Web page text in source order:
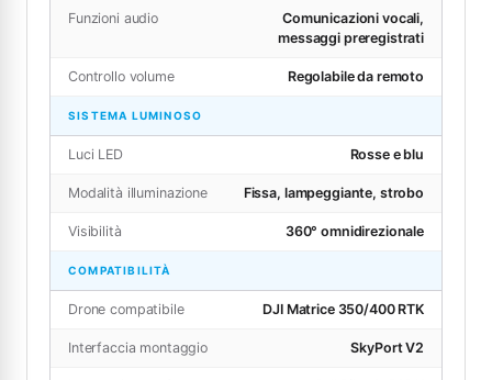
Funzioni audio
Comunicazioni vocali,
messaggi preregistrati
Controllo volume Regolabile da remoto
SISTEMA LUMINOSO
Luci LED Rosse e blu
Modalità illuminazione Fissa, lampeggiante, strobo
Visibilità 360° omnidirezionale
COMPATIBILITÀ
Drone compatibile DJI Matrice 350/400 RTK
Interfaccia montaggio SkyPort V2